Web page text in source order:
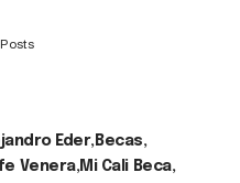
Eder Becas
Venera Mi Cali Beca